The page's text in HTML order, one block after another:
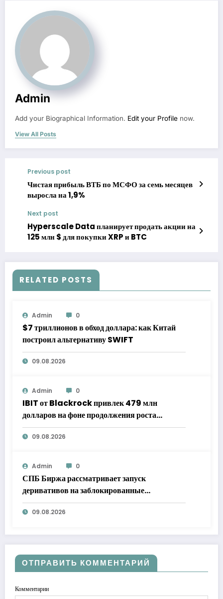
Admin
Add your Biographical Information. Edit your Profile now.
View All Posts
Previous post
Чистая прибыль ВТБ по МСФО за семь месяцев
выросла на 1,9%
Next post
Hyperscale Data планирует продать акции на
125 млн $ для покупки XRP и BTC
RELATED POSTS
Admin 0
$7 триллионов в обход доллара: как Китай
построил альтернативу SWIFT
09.08.2026
Admin 0
IBIT от Blackrock привлек 479 млн
долларов на фоне продолжения роста
популярности биткоин-ETF
09.08.2026
Admin 0
СПБ Биржа рассматривает запуск
деривативов на заблокированные
иностранные бумаги
09.08.2026
ОТПРАВИТЬ КОММЕНТАРИЙ
Комментарии